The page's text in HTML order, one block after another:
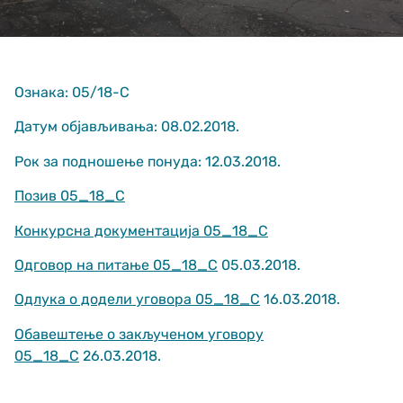
Ознака: 05/18-С
Датум објављивања: 08.02.2018.
Рок за подношење понуда: 12.03.2018.
Позив 05_18_С
Конкурсна документација 05_18_С
Одговор на питање 05_18_С 05.03.2018.
Одлука о додели уговора 05_18_С 16.03.2018.
Обавештење о закљученом уговору
05_18_С 26.03.2018.
Неопходно
cookies are
They are
the website
Статистика
In order for us